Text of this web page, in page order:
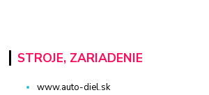
STROJE, ZARIADENIE
www.auto-diel.sk